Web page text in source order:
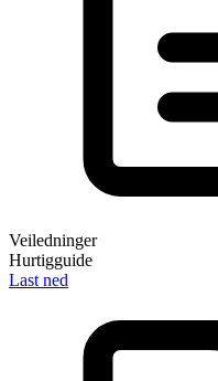
Veiledninger
Hurtigguide
Last ned